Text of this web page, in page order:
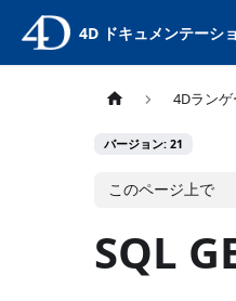
4D ドキュメンテーシ
4Dランゲ
バージョン: 21
このページ上で
SQL